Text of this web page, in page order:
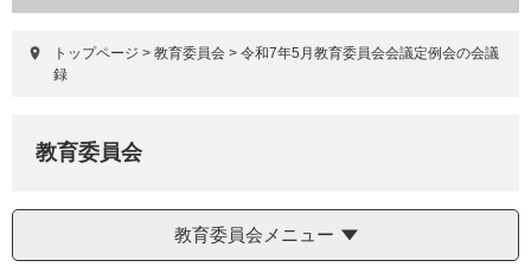
て
象
トップページ > 教育委員会 > 令和7年5月教育委員会会議定例会の会議
録
教育委員会
教育委員会メニュー